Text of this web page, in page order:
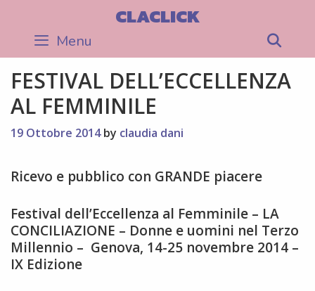
content
CLACLICK
Menu
FESTIVAL DELL’ECCELLENZA
AL FEMMINILE
19 Ottobre 2014 by claudia dani
Ricevo e pubblico con GRANDE piacere
Festival dell’Eccellenza al Femminile – LA
CONCILIAZIONE – Donne e uomini nel Terzo
Millennio – Genova, 14-25 novembre 2014 –
IX Edizione